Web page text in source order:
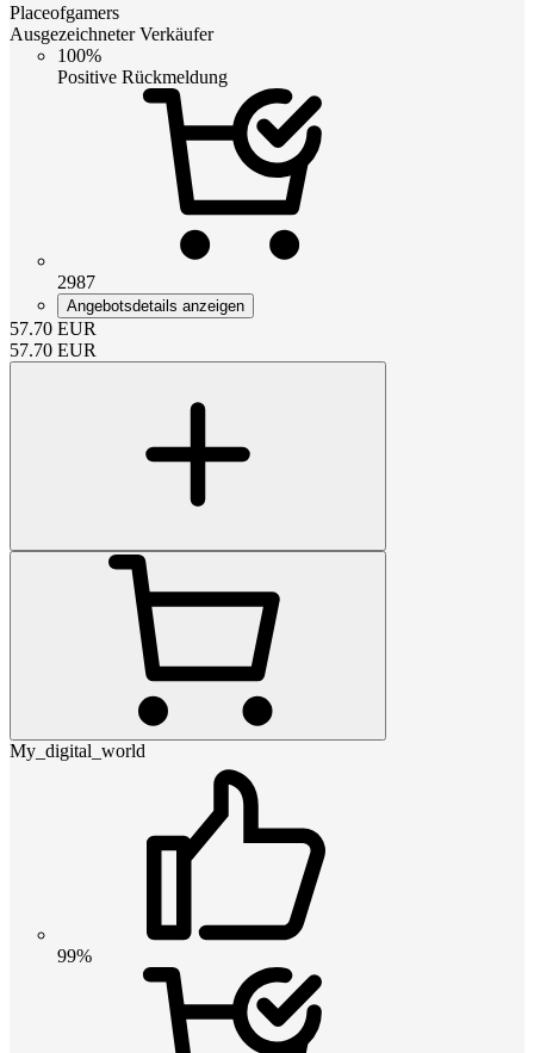
Placeofgamers
Ausgezeichneter Verkäufer
100%
Positive Rückmeldung
2987
Angebotsdetails anzeigen
57.70 EUR
57.70 EUR
My_digital_world
99%